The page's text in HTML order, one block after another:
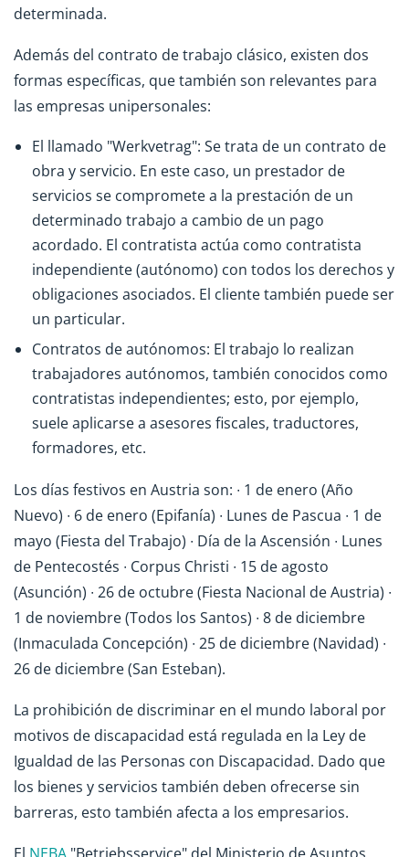
determinada.
Además del contrato de trabajo clásico, existen dos
formas específicas, que también son relevantes para
las empresas unipersonales:
El llamado "Werkvetrag": Se trata de un contrato de
obra y servicio. En este caso, un prestador de
servicios se compromete a la prestación de un
determinado trabajo a cambio de un pago
acordado. El contratista actúa como contratista
independiente (autónomo) con todos los derechos y
obligaciones asociados. El cliente también puede ser
un particular.
Contratos de autónomos: El trabajo lo realizan
trabajadores autónomos, también conocidos como
contratistas independientes; esto, por ejemplo,
suele aplicarse a asesores fiscales, traductores,
formadores, etc.
Los días festivos en Austria son: ∙ 1 de enero (Año
Nuevo) ∙ 6 de enero (Epifanía) ∙ Lunes de Pascua ∙ 1 de
mayo (Fiesta del Trabajo) ∙ Día de la Ascensión ∙ Lunes
de Pentecostés ∙ Corpus Christi ∙ 15 de agosto
(Asunción) ∙ 26 de octubre (Fiesta Nacional de Austria) ∙
1 de noviembre (Todos los Santos) ∙ 8 de diciembre
(Inmaculada Concepción) ∙ 25 de diciembre (Navidad) ∙
26 de diciembre (San Esteban).
La prohibición de discriminar en el mundo laboral por
motivos de discapacidad está regulada en la Ley de
Igualdad de las Personas con Discapacidad. Dado que
los bienes y servicios también deben ofrecerse sin
barreras, esto también afecta a los empresarios.
El NEBA "Betriebsservice" del Ministerio de Asuntos